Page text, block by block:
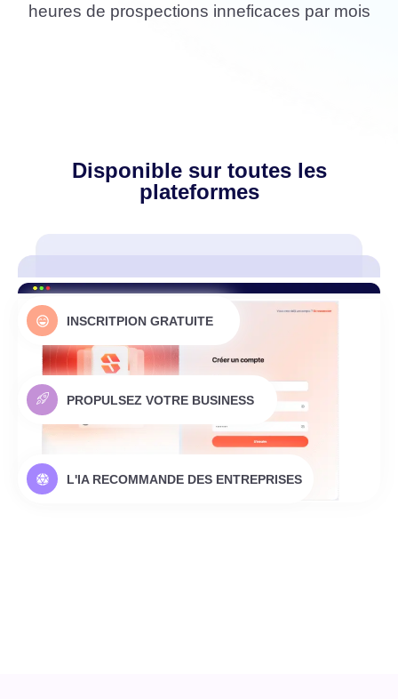
heures de prospections inneficaces par mois
Disponible sur toutes les
plateformes
L'IA RECOMMANDE DES ENTREPRISES
PROPULSEZ VOTRE BUSINESS
INSCRITPION GRATUITE